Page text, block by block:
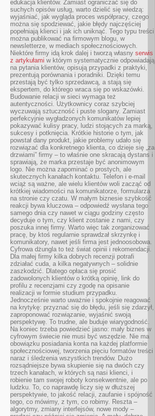
edukacja klientów. Zamiast ograniczać się do
suchych opisów usług, warto dzielić się wiedzą:
wyjaśniać, jak wygląda proces współpracy, czego
można się spodziewać, jakie błędy najczęściej
popełniają klienci i jak ich uniknąć. Tego typu treści
można publikować na firmowym blogu, w
newsletterze, w mediach społecznościowych.
Niektóre firmy idą krok dalej i tworzą własny serwis
z artykułami w którym systematycznie odpowiadają
na pytania klientów, opisują przypadki z praktyki,
prezentują porównania i poradniki. Dzięki temu
przestają być tylko sprzedawcą, a stają się
ekspertem, do którego wraca się po wskazówki.
Budowanie relacji w sieci wymaga też
autentyczności. Użytkownicy coraz szybciej
wyczuwają sztuczność i puste slogany. Zamiast
perfekcyjnie wygładzonych komunikatów lepiej
pokazywać kulisy pracy, ludzi stojących za marką,
sukcesy i potknięcia. Krótkie historie o tym, jak
powstał dany produkt, jakie problemy udało się
rozwiązać dla konkretnego klienta, co dzieje się „za
drzwiami” firmy – to właśnie one skracają dystans i
sprawiają, że marka przestaje być anonimowym
logo. Nie można zapominać o prostych, ale
skutecznych kanałach kontaktu. Telefon i e-mail
wciąż są ważne, ale wielu klientów woli zacząć od
krótkiej wiadomości na komunikatorze, formularza
na stronie czy czatu. W małym biznesie szybkość
reakcji bywa kluczowa – odpowiedź wysłana tego
samego dnia czy nawet w ciągu godziny często
decyduje o tym, czy klient zostanie z nami, czy
poszuka innej firmy. Warto więc tak zorganizować
pracę, by ktoś regularnie sprawdzał skrzynkę i
komunikatory, nawet jeśli firma jest jednoosobowa.
Cyfrowa dżungla to też świat opinii i rekomendacji.
Dla małej firmy kilka dobrych recenzji potrafi
zdziałać cuda, a kilka negatywnych – solidnie
zaszkodzić. Dlatego opłaca się prosić
zadowolonych klientów o krótką opinię, link do
profilu z recenzjami czy zgodę na opisanie
realizacji w formie studium przypadku.
Jednocześnie warto uważnie i spokojnie reagować
na krytykę: przyznać się do błędu, jeśli się zdarzył,
zaproponować rozwiązanie, wyjaśnić swoją
perspektywę. To trudne, ale buduje wiarygodność.
Na koniec trzeba powiedzieć jasno: mały biznes w
cyfrowym świecie nie musi być wszędzie. Nie ma
obowiązku posiadania konta na każdej platformie
społecznościowej, tworzenia pięciu formatów treści
naraz i śledzenia wszystkich trendów. Dużo
rozsądniejsze bywa skupienie się na dwóch czy
trzech kanałach, w których są nasi klienci, i
robienie tam swojej roboty konsekwentnie, ale po
ludzku. To, co naprawdę liczy się w dłuższej
perspektywie, to jakość relacji, zaufanie i spójność
tego, co mówimy, z tym, co robimy. Reszta –
algorytmy, zmiany interfejsów, nowe mody –